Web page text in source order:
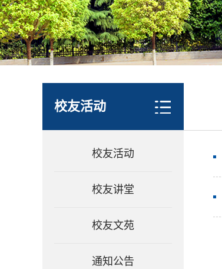
校友活动
校友活动
校友讲堂
校友文苑
通知公告